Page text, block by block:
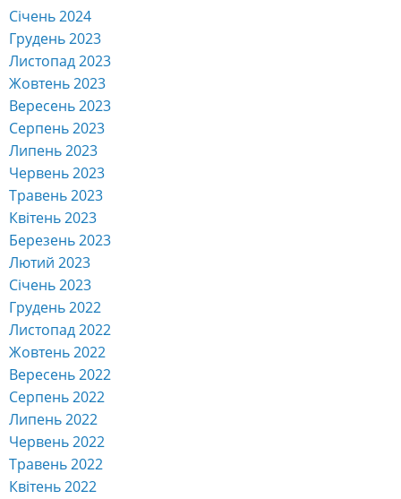
Червень 2023
Травень 2023
Квітень 2023
Березень 2023
Лютий 2023
Січень 2023
Грудень 2022
Листопад 2022
Жовтень 2022
Вересень 2022
Серпень 2022
Липень 2022
Червень 2022
Травень 2022
Квітень 2022
Березень 2022
Лютий 2022
Січень 2022
Грудень 2021
Листопад 2021
Жовтень 2021
Вересень 2021